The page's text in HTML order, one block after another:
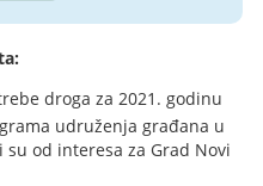
droga za 2021. godinu
udruženja građana u
od interesa za Grad Novi